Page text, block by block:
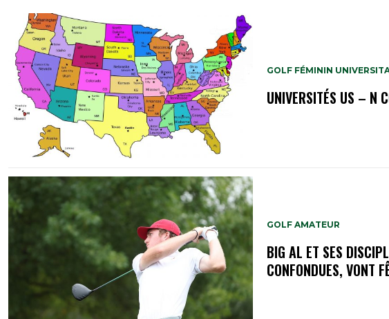
GOLF FÉMININ
UNIVERSITÉS US – N
GOLF AMATEUR
BIG AL ET SES
CONFONDUES, VONT